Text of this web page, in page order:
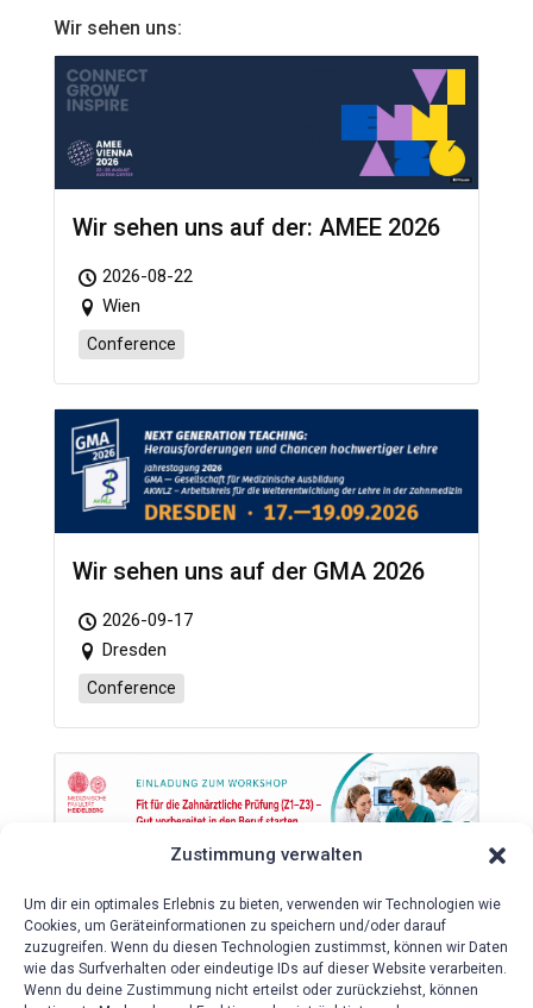
Zustimmung verwalten
Um dir ein optimales Erlebnis zu bieten, verwenden wir Technologien wie
Cookies, um Geräteinformationen zu speichern und/oder darauf
zuzugreifen. Wenn du diesen Technologien zustimmst, können wir Daten
wie das Surfverhalten oder eindeutige IDs auf dieser Website verarbeiten.
Wenn du deine Zustimmung nicht erteilst oder zurückziehst, können
Wir sehen uns:
Wir sehen uns auf der: AMEE 2026
2026-08-22
Wien
Conference
Wir sehen uns auf der GMA 2026
2026-09-17
Dresden
Conference
Workshop „Fit für die Zahnärztliche
Prüfung (Z1-Z3) – Gut vorbereitet
in den Beruf starten“
2026-10-08